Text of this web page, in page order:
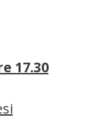
17.30